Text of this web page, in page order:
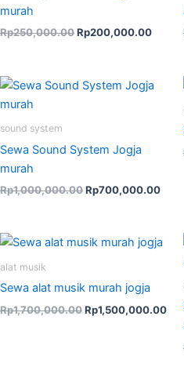
murah
Rp250,000.00Rp200,000.00
sound system
Sewa Sound System Jogja
murah
Rp1,000,000.00
Original
price
Rp700,000.00
alat musik
Sewa alat musik murah jogja
Rp1,700,000.00
Original
Rp1,500,000.00